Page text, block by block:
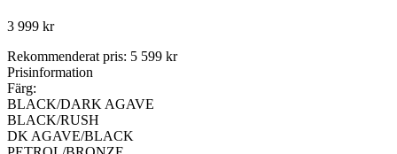
3 999 kr
Rekommenderat pris: 5 599 kr
Prisinformation
Färg:
BLACK/DARK AGAVE
BLACK/RUSH
DK AGAVE/BLACK